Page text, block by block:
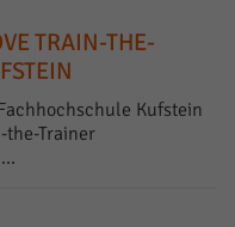
TRAIN-THE-
Kufstein
the-Trainer